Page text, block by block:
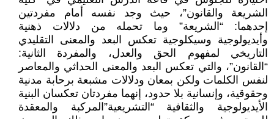
الشريعة والقانون”، حيث وجد نفسه أمام مفردتين
إحدهما: “الشريعة” وما تحمله من دلالات ذهنية
وأيديولوجية وسيكلوجية تعكس البعد والمعنى التقليدي
التاريخي لمفهوم الحق والعدل، والمفردة الثانية:
“القانون”، والتي تعكس البعد والمعنى الحداثي والمعاصر
لنفس الكلمات ولكن بمعان ودلالات مشبعة برحابة مدنية
وحقوقية، وإنسانية بلا حدود، إنهما مفردتان تعكسان البنية
الأيديولوجية والثقافية “التشريعية”المركبة والمعقدة